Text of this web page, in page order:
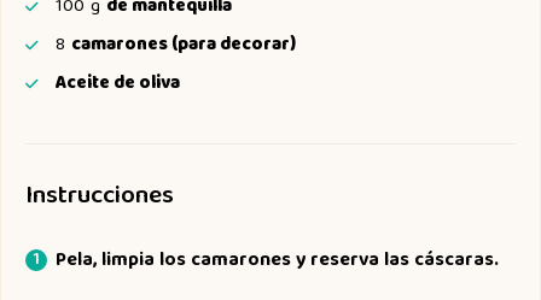
100 g de mantequilla
8 camarones (para decorar)
Aceite de oliva
Instrucciones
Pela, limpia los camarones y reserva las cáscaras.